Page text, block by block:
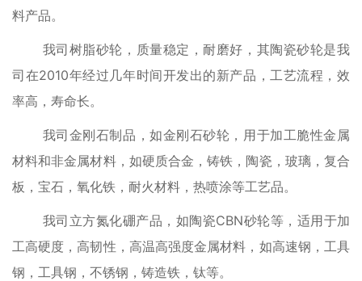
料产品。
我司树脂砂轮，质量稳定，耐磨好，其陶瓷砂轮是我
司在2010年经过几年时间开发出的新产品，工艺流程，效
率高，寿命长。
我司金刚石制品，如金刚石砂轮，用于加工脆性金属
材料和非金属材料，如硬质合金，铸铁，陶瓷，玻璃，复合
板，宝石，氧化铁，耐火材料，热喷涂等工艺品。
我司立方氮化硼产品，如陶瓷CBN砂轮等，适用于加
工高硬度，高韧性，高温高强度金属材料，如高速钢，工具
钢，工具钢，不锈钢，铸造铁，钛等。